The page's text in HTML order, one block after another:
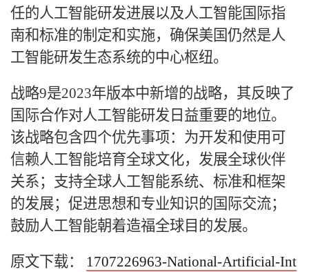
任的人工智能研发进展以及人工智能国际指
南和标准的制定和实施，确保美国仍然是人
工智能研发生态系统的中心枢纽。
战略9是2023年版本中新增的战略，其反映了
国际合作对人工智能研发日益重要的地位。
该战略包含四个优先事项：为开发和使用可
信赖人工智能培育全球文化，发展全球伙伴
关系；支持全球人工智能系统、标准和框架
的发展；促进思想和专业知识的国际交流；
鼓励人工智能朝着造福全球目的发展。
原文下载：
1707226963-National-Artificial-Int